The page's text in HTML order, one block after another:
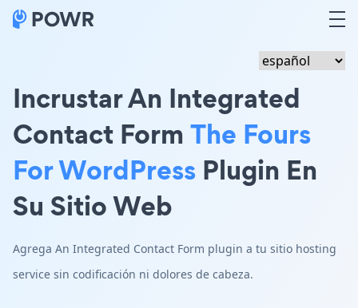
Incrustar An Integrated
Contact Form The Fours
For WordPress Plugin En
Su Sitio Web
Agrega An Integrated Contact Form plugin a tu sitio hosting
service sin codificación ni dolores de cabeza.